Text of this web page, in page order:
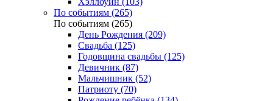
По событиям (265)
По событиям (265)
День Рождения (209)
Свадьба (125)
Годовщина свадьбы (125)
Девичник (87)
Мальчишник (52)
Патриоту (70)